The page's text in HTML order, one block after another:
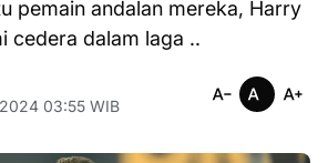
pemain andalan mereka, Harry
cedera dalam laga ..
03:55 WIB